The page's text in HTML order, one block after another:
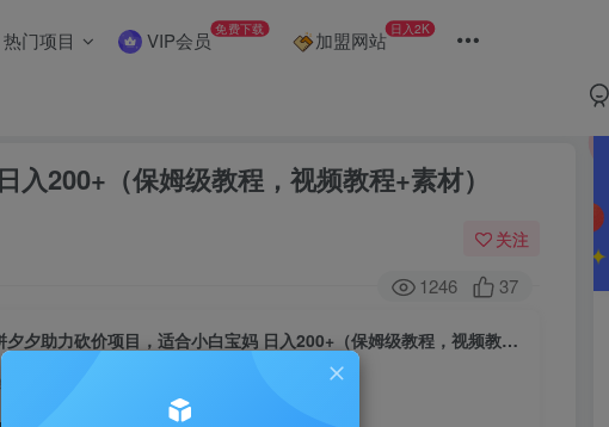
门项目 VIP会员 免费下载 加盟网站 日入2K
入200+（保姆级教程，视频教程+素材）
关注
1246 37
（6577期）拼夕夕助力砍价项目，适合小白宝妈 日入200+（保姆级教程，视频教程+素材）
读，请付费后查看